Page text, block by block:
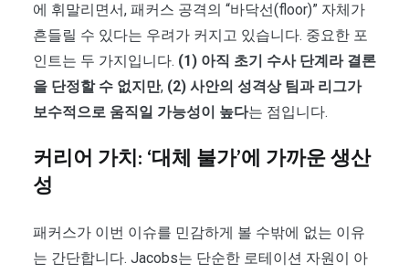
에 휘말리면서, 패커스 공격의 “바닥선(floor)” 자체가
흔들릴 수 있다는 우려가 커지고 있습니다. 중요한 포
인트는 두 가지입니다. (1) 아직 초기 수사 단계라 결론
을 단정할 수 없지만, (2) 사안의 성격상 팀과 리그가
보수적으로 움직일 가능성이 높다는 점입니다.
커리어 가치: ‘대체 불가’에 가까운 생산
성
패커스가 이번 이슈를 민감하게 볼 수밖에 없는 이유
는 간단합니다. Jacobs는 단순한 로테이션 자원이 아